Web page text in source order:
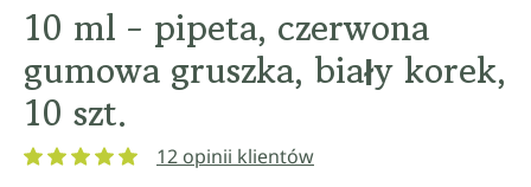
10 ml - pipeta, czerwona
gumowa gruszka, biały korek,
10 szt.
12 opinii klientów